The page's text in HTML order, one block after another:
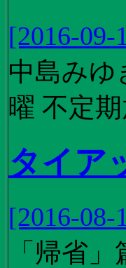
[2016-09-
中島みゆ
曜 不定期
タイア
[2016-08-
「帰省